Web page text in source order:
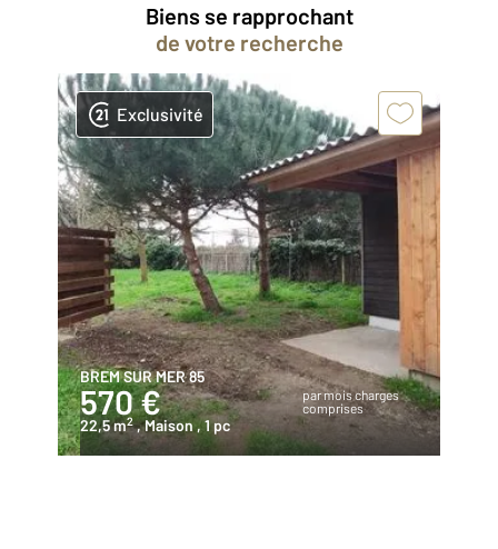
Biens se rapprochant
de votre recherche
Exclusivité
BREM SUR MER 85
570 €
par mois charges
comprises
22,5 m2 , Maison , 1 pc